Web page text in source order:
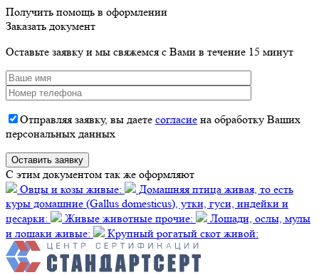
Получить помощь в оформлении
Заказать документ
Оставьте заявку и мы свяжемся с Вами в течение 15 минут
Отправляя заявку, вы даете согласие на обработку Ваших
персональных данных
C этим документом так же оформляют
Овцы и козы живые:
Домашняя птица живая, то есть
куры домашние (Gallus domesticus), утки, гуси, индейки и
цесарки:
Живые животные прочие:
Лошади, ослы, мулы
и лошаки живые:
Крупный рогатый скот живой: